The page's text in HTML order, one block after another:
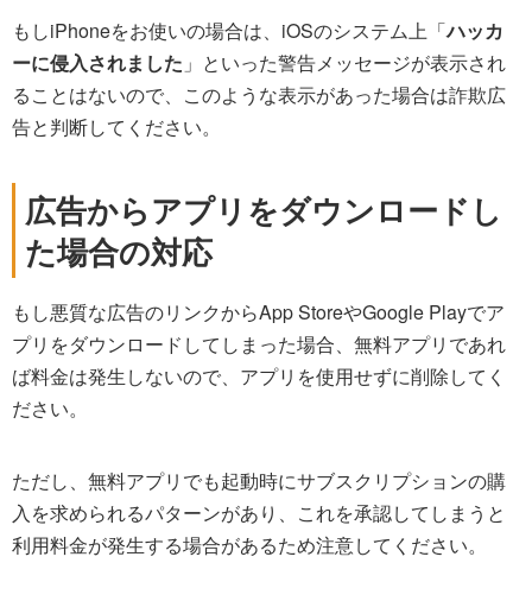
もしiPhoneをお使いの場合は、iOSのシステム上「ハッカ
ーに侵入されました 」といった警告メッセージが表示され
ることはないので、このような表示があった場合は詐欺広
告と判断してください。
広告からアプリをダウンロードし
た場合の対応
もし悪質な広告のリンクからApp StoreやGoogle Playでア
プリをダウンロードしてしまった場合、無料アプリであれ
ば料金は発生しないので、アプリを使用せずに削除してく
ださい。
ただし、無料アプリでも起動時にサブスクリプションの購
入を求められるパターンがあり、これを承認してしまうと
利用料金が発生する場合があるため注意してください。